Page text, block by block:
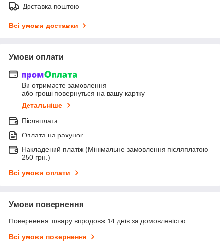
Доставка поштою
Всі умови доставки
Умови оплати
Ви отримаєте замовлення
або гроші повернуться на вашу картку
Детальніше
Післяплата
Оплата на рахунок
Накладений платіж (Мінімальне замовлення післяплатою
250 грн.)
Всі умови оплати
Умови повернення
Повернення товару впродовж 14 днів за домовленістю
Всі умови повернення